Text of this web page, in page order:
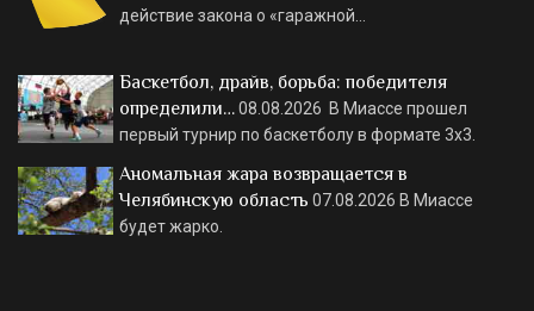
действие закона о «гаражной…
Баскетбол, драйв, борьба: победителя
определили…08.08.2026 В Миассе прошел
первый турнир по баскетболу в формате 3х3.
Аномальная жара возвращается в
Челябинскую область 07.08.2026 В Миассе
будет жарко.